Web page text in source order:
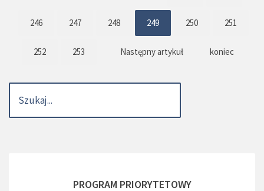
246 247 248 249 250 251
252 253 Następny artykuł koniec
PROGRAM PRIORYTETOWY